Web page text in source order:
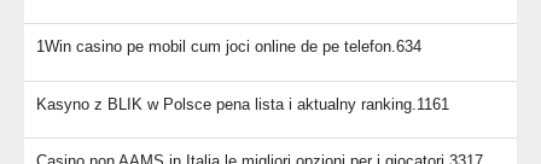
1Win casino pe mobil cum joci online de pe telefon.634
Kasyno z BLIK w Polsce pena lista i aktualny ranking.1161